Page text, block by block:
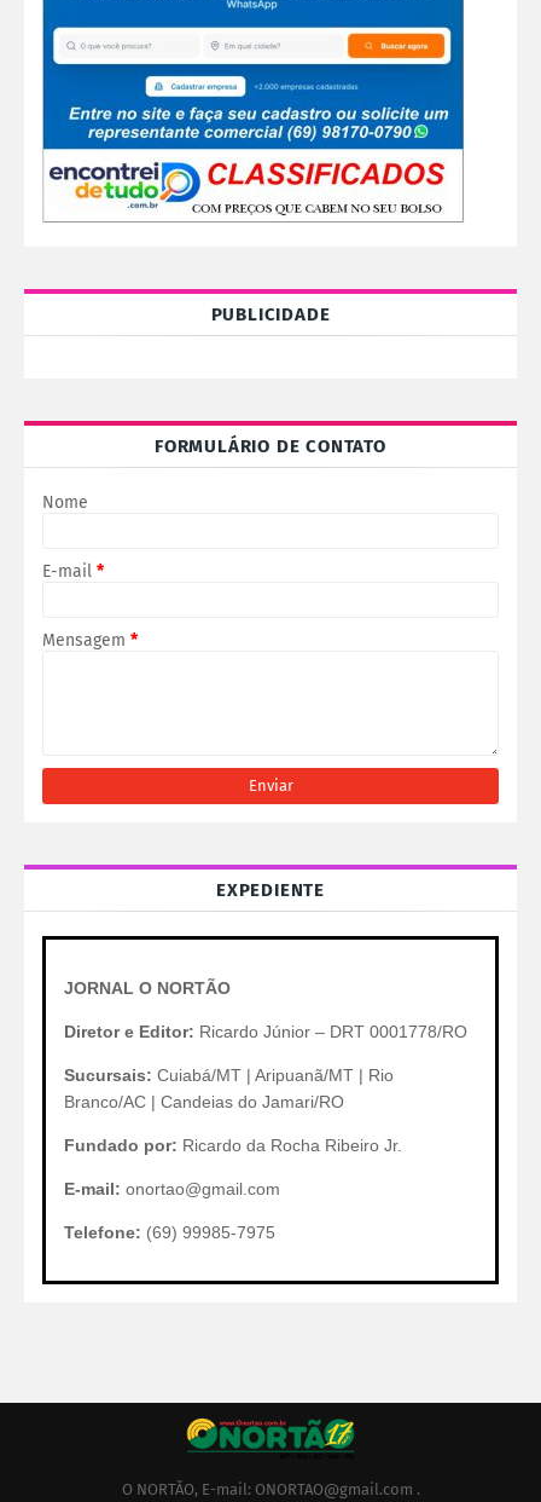
PUBLICIDADE
FORMULÁRIO DE CONTATO
Nome
E-mail *
Mensagem *
EXPEDIENTE
JORNAL O NORTÃO
Diretor e Editor: Ricardo Júnior – DRT 0001778/RO
Sucursais: Cuiabá/MT | Aripuanã/MT | Rio
Branco/AC | Candeias do Jamari/RO
Fundado por: Ricardo da Rocha Ribeiro Jr.
E-mail: onortao@gmail.com
Telefone: (69) 99985-7975
O NORTÃO, E-mail: ONORTAO@gmail.com .